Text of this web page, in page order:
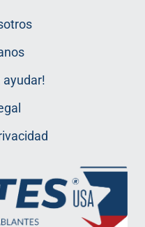
ayudar!